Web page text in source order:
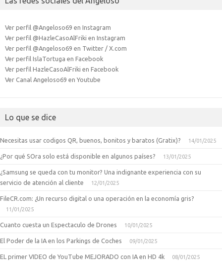
Ver perfil @Angeloso69 en Instagram
Ver perfil @HazleCasoAlFriki en Instagram
Ver perfil @Angeloso69 en Twitter / X.com
Ver perfil IslaTortuga en Facebook
Ver perfil HazleCasoAlFriki en Facebook
Ver Canal Angeloso69 en Youtube
Lo que se dice
Necesitas usar codigos QR, buenos, bonitos y baratos (Gratix)? 14/01/2025
¿Por qué SOra solo está disponible en algunos países? 13/01/2025
¿Samsung se queda con tu monitor? Una indignante experiencia con su
servicio de atención al cliente
12/01/2025
FileCR.com: ¿Un recurso digital o una operación en la economía gris?
11/01/2025
Cuanto cuesta un Espectaculo de Drones 10/01/2025
El Poder de la IA en los Parkings de Coches 09/01/2025
EL primer VIDEO de YouTube MEJORADO con IA en HD 4k 08/01/2025